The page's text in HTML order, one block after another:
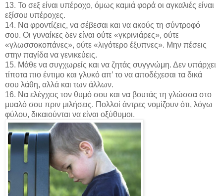
13. Το σεξ είναι υπέροχο, όμως καμιά φορά οι αγκαλιές είναι
εξίσου υπέροχες.
14. Να φροντίζεις, να σέβεσαι και να ακούς τη σύντροφό
σου. Οι γυναίκες δεν είναι ούτε «γκρινιάρες», ούτε
«γλωσσοκοπάνες», ούτε «λιγότερο έξυπνες». Μην πέσεις
στην παγίδα να γενικεύεις.
15. Μάθε να συγχωρείς και να ζητάς συγγνώμη. Δεν υπάρχει
τίποτα πιο έντιμο και γλυκό απ’ το να αποδέχεσαι τα δικά
σου λάθη, αλλά και των άλλων.
16. Να ελέγχεις τον θυμό σου και να βουτάς τη γλώσσα στο
μυαλό σου πριν μιλήσεις. Πολλοί άντρες νομίζουν ότι, λόγω
φύλου, δικαιούνται να είναι οξύθυμοι.